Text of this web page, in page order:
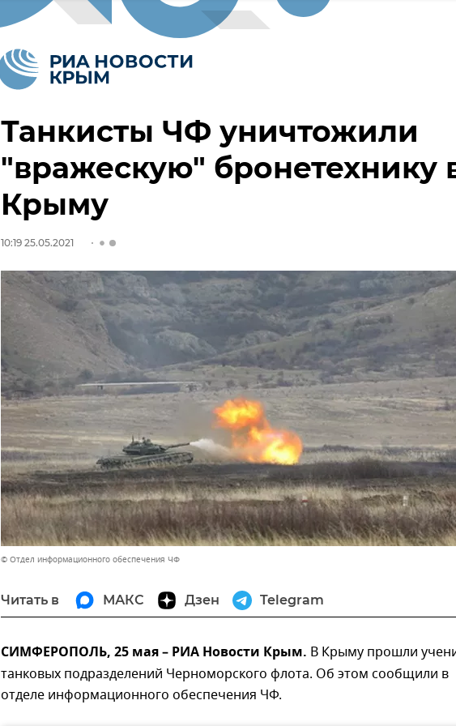
Танкисты ЧФ уничтожили
"вражескую" бронетехнику
Крыму
10:19 25.05.2021
© Отдел информационного обеспечения ЧФ
Читать в МАКС Дзен Telegram
СИМФЕРОПОЛЬ, 25 мая – РИА Новости Крым. В Крыму прошли
танковых подразделений Черноморского флота. Об этом сообщили в
отделе информационного обеспечения ЧФ.